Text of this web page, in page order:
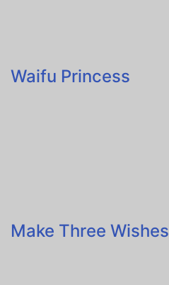
Waifu Princess
Make Three Wishes